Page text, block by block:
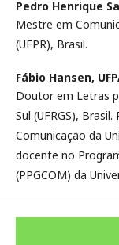
Pedro Henrique
Mestre em
(UFPR), Brasil.
Fábio Hansen,
Doutor em Letras
Sul (UFRGS),
Comunicação da
docente no
(PPGCOM) da